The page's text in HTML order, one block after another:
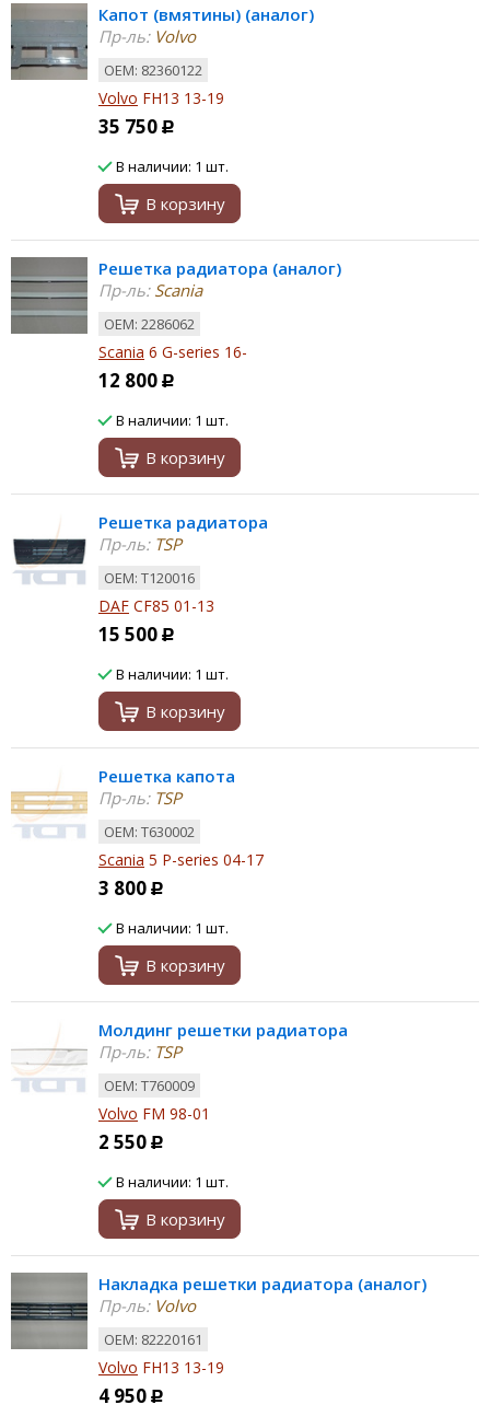
Капот (вмятины) (аналог)
Пр-ль:Volvo
ОЕМ: 82360122
Volvo FH13 13-19
35 750 Р
В наличии: 1 шт.
В корзину
Решетка радиатора (аналог)
Пр-ль:Scania
ОЕМ: 2286062
Scania 6 G-series 16-
12 800 Р
В наличии: 1 шт.
В корзину
Решетка радиатора
Пр-ль:TSP
ОЕМ: T120016
DAF CF85 01-13
15 500 Р
В наличии: 1 шт.
В корзину
Решетка капота
Пр-ль:TSP
ОЕМ: T630002
Scania 5 P-series 04-17
3 800 Р
В наличии: 1 шт.
В корзину
Молдинг решетки радиатора
Пр-ль:TSP
ОЕМ: T760009
Volvo FM 98-01
2 550 Р
В наличии: 1 шт.
В корзину
Накладка решетки радиатора (аналог)
Пр-ль:Volvo
ОЕМ: 82220161
Volvo FH13 13-19
4 950 Р